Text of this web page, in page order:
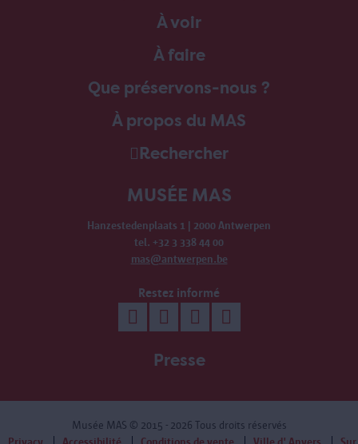
À voir
À faire
Que préservons-nous ?
À propos du MAS
Rechercher
MUSÉE MAS
Hanzestedenplaats 1 | 2000 Antwerpen
tel. +32 3 338 44 00
mas@antwerpen.be
Restez informé
Presse
Musée MAS © 2015 - 2026 Tous droits réservés